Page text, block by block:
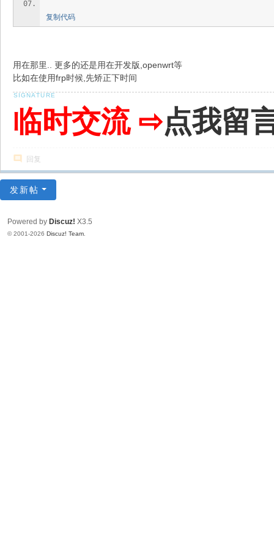
复制代码
用在那里.. 更多的还是用在开发版,openwrt等
比如在使用frp时候,先矫正下时间
临时交流 ⇨点我留
回复
发新帖
Powered by Discuz! X3.5
© 2001-2026 Discuz! Team